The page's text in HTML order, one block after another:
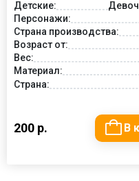
Детские:
Персонажи:
Страна производства:
Возраст от:
Вес:
Материал:
Страна:
200 р. В